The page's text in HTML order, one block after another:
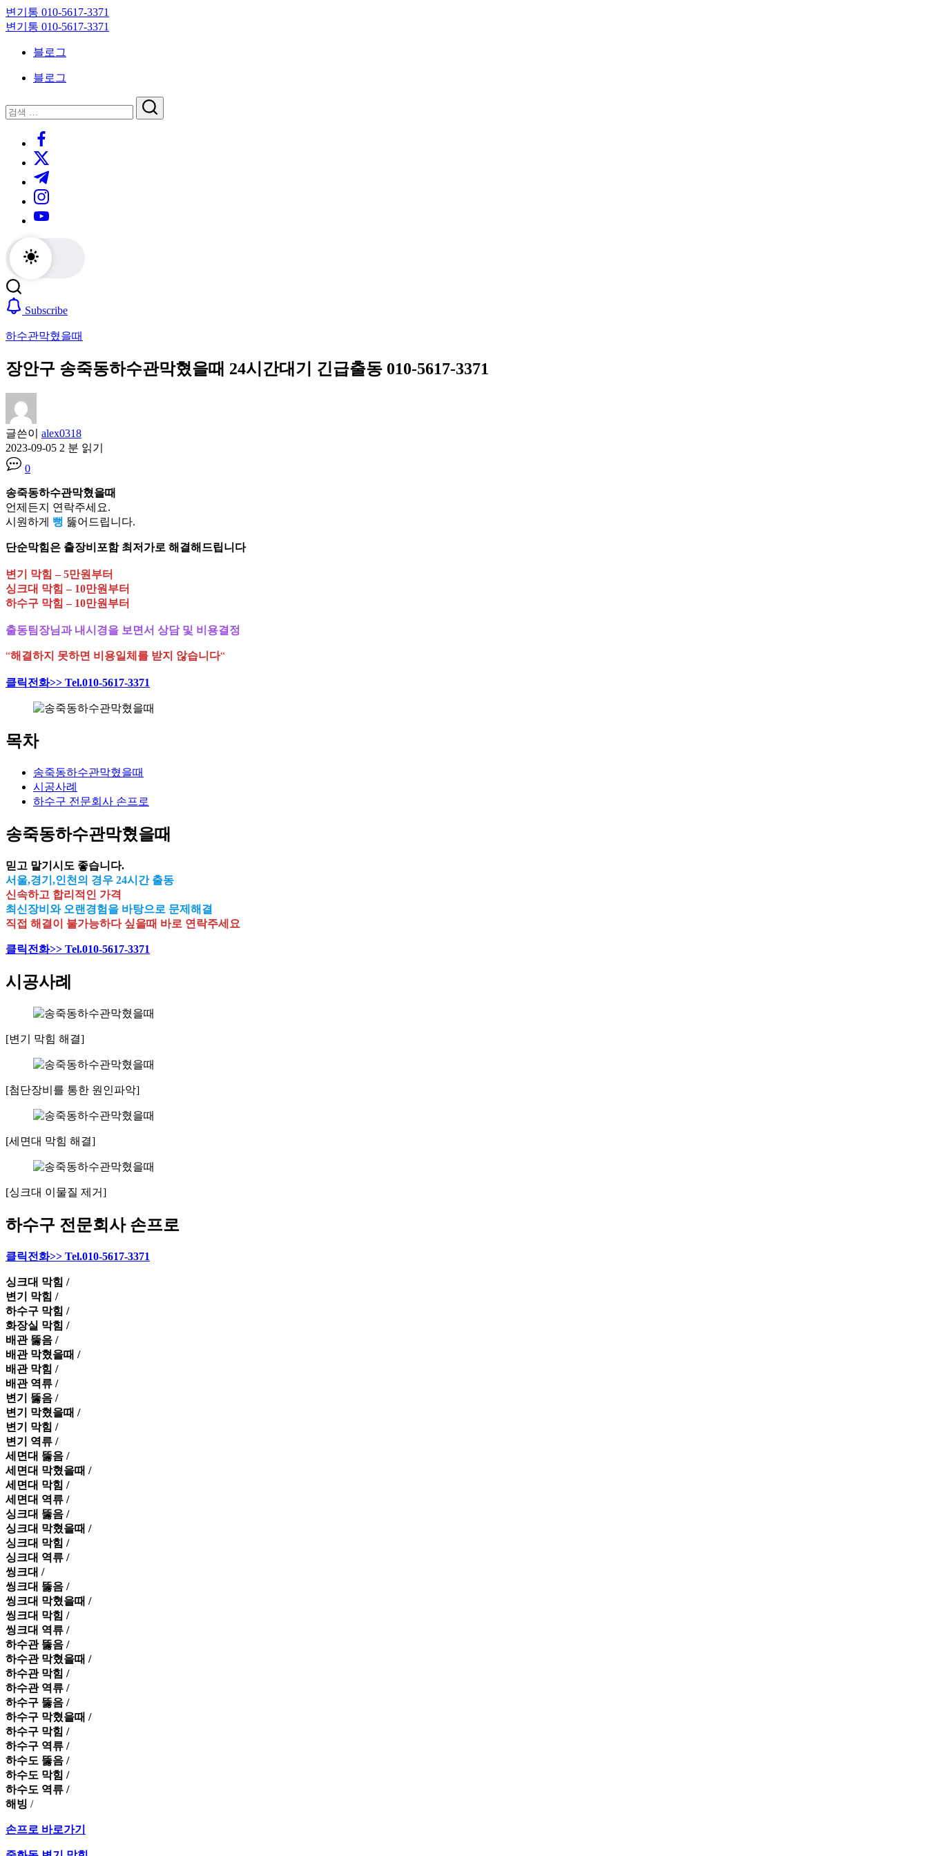
Skip
to
content
변기통 010-5617-3371
변
대
기
변기통 010-5617-3371
크
대
기
블로그
블로그
닫
기
검
검
https://www.facebook.com/
https://twitter.com/
https://t.me/
https://www.instagram.com/
https://youtube.com/
Subscribe
하수관막혔을때
장안구 송죽동하수관막혔을때 24시간대기 긴급출동 010-5617-3371
글쓴이 alex0318
2023-09-05 2 분 읽기
0
송죽동하수관막혔을때
언제든지 연락주세요.
시원하게 뻥 뚫어드립니다.
단순막힘은 출장비포함 최저가로 해결해드립니다
변기 막힘 – 5만원부터
싱크대 막힘 – 10만원부터
하수구 막힘 – 10만원부터
출동팀장님과 내시경을 보면서 상담 및 비용결정
“해결하지 못하면 비용일체를 받지 않습니다“
클릭전화>> Tel.010-5617-3371
목차
송죽동하수관막혔을때
시공사례
하수구 전문회사 손프로
송죽동하수관막혔을때
믿고 맡기시도 좋습니다.
서울,경기,인천의 경우 24시간 출동
신속하고 합리적인 가격
최신장비와 오랜경험을 바탕으로 문제해결
직접 해결이 불가능하다 싶을때 바로 연락주세요
클릭전화>> Tel.010-5617-3371
시공사례
[변기 막힘 해결]
[첨단장비를 통한 원인파악]
[세면대 막힘 해결]
[싱크대 이물질 제거]
하수구 전문회사 손프로
클릭전화>> Tel.010-5617-3371
싱크대 막힘 /
변기 막힘 /
하수구 막힘 /
화장실 막힘 /
배관 뚫음 /
배관 막혔을때 /
배관 막힘 /
배관 역류 /
변기 뚫음 /
변기 막혔을때 /
변기 막힘 /
변기 역류 /
세면대 뚫음 /
세면대 막혔을때 /
세면대 막힘 /
세면대 역류 /
싱크대 뚫음 /
싱크대 막혔을때 /
싱크대 막힘 /
싱크대 역류 /
씽크대 /
씽크대 뚫음 /
씽크대 막혔을때 /
씽크대 막힘 /
씽크대 역류 /
하수관 뚫음 /
하수관 막혔을때 /
하수관 막힘 /
하수관 역류 /
하수구 뚫음 /
하수구 막혔을때 /
하수구 막힘 /
하수구 역류 /
하수도 뚫음 /
하수도 막힘 /
하수도 역류 /
해빙 /
손프로 바로가기